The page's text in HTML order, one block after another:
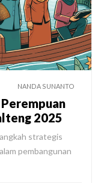
NANDA SUNANTO
2025
strategis
pembangunan